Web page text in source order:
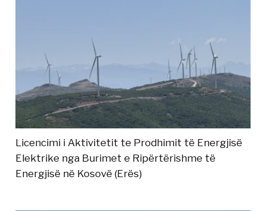
Licencimi i Aktivitetit te Prodhimit të Energjisë
Elektrike nga Burimet e Ripërtërishme të
Energjisë në Kosovë (Erës)